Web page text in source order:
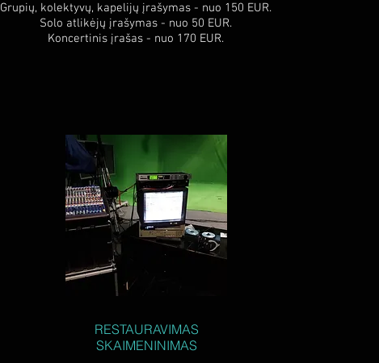
Grupių, kolektyvų, kapelijų įrašymas - nuo 150 EUR.
Solo atlikėjų įrašymas - nuo 50 EUR.
Koncertinis įrašas - nuo 170 EUR.
RESTAURAVIMAS
SKAIMENINIMAS